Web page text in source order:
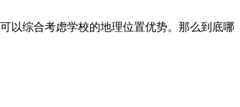
综合考虑学校的地理位置优势。那么到底哪